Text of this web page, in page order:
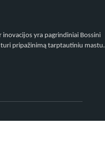
yra pagrindiniai Bossini
pripažinimą tarptautiniu mastu.